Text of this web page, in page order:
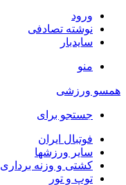
ورود
نوشته تصادفی
سایدبار
منو
همسو ورزشی
جستجو برای
فوتبال ایران
سایر ورزشها
کشتی و وزنه برداری
توپ و تور